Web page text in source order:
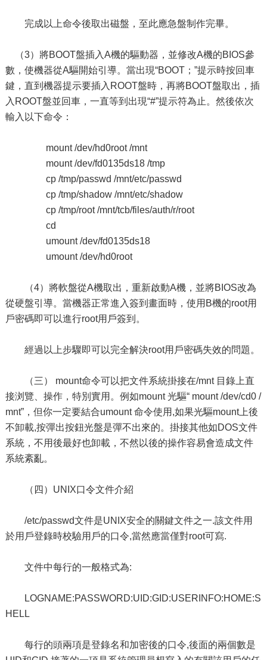
完成以上命令後取出磁盤，至此應急盤制作完畢。
（3）將BOOT盤插入A機的驅動器，並修改A機的BIOS參
數，使機器從A驅開始引導。當出現“BOOT；”提示時按回車
鍵，直到機器提示要插入ROOT盤時，再將BOOT盤取出，插
入ROOT盤並回車，一直等到出現“#”提示符為止。然後依次
輸入以下命令：
mount /dev/hd0root /mnt
mount /dev/fd0135ds18 /tmp
cp /tmp/passwd /mnt/etc/passwd
cp /tmp/shadow /mnt/etc/shadow
cp /tmp/root /mnt/tcb/files/auth/r/root
cd
umount /dev/fd0135ds18
umount /dev/hd0root
（4）將軟盤從A機取出，重新啟動A機，並將BIOS改為
從硬盤引導。當機器正常進入簽到畫面時，使用B機的root用
戶密碼即可以進行root用戶簽到。
經過以上步驟即可以完全解決root用戶密碼失效的問題。
（三） mount命令可以把文件系統掛接在/mnt 目錄上直
接浏覽、操作，特別實用。例如mount 光驅“ mount /dev/cd0 /
mnt”，但你一定要結合umount 命令使用,如果光驅mount上後
不卸載,按彈出按鈕光盤是彈不出來的。掛接其他如DOS文件
系統，不用後最好也卸載，不然以後的操作容易會造成文件
系統紊亂。
（四）UNIX口令文件介紹
/etc/passwd文件是UNIX安全的關鍵文件之一.該文件用
於用戶登錄時校驗用戶的口令,當然應當僅對root可寫.
文件中每行的一般格式為:
LOGNAME:PASSWORD:UID:GID:USERINFO:HOME:S
HELL
每行的頭兩項是登錄名和加密後的口令,後面的兩個數是